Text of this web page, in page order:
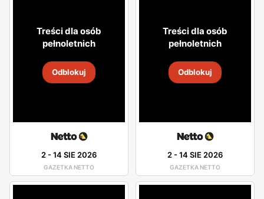
Treści dla osób
pełnoletnich
Odblokuj
2-14 SIE 2026
GAZETKA NETTO
Treści dla osób
pełnoletnich
Odblokuj
2-14 SIE 2026
GAZETKA NETTO